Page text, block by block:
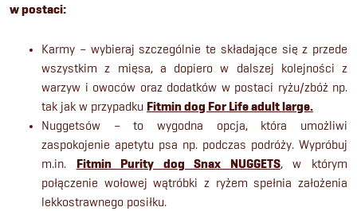
w postaci:
Karmy – wybieraj szczególnie te składające się z przede
wszystkim z mięsa, a dopiero w dalszej kolejności z
warzyw i owoców oraz dodatków w postaci ryżu/zbóż np.
tak jak w przypadku Fitmin dog For Life adult large.
Nuggetsów – to wygodna opcja, która umożliwi
zaspokojenie apetytu psa np. podczas podróży. Wypróbuj
m.in.
Fitmin Purity dog Snax NUGGETS, w którym
połączenie wołowej wątróbki z ryżem spełnia założenia
lekkostrawnego posiłku.